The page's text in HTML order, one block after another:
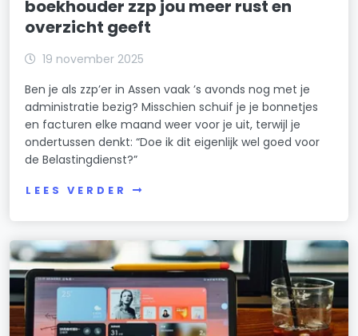
boekhouder zzp jou meer rust en
overzicht geeft
19 november 2025
Ben je als zzp’er in Assen vaak ’s avonds nog met je
administratie bezig? Misschien schuif je je bonnetjes
en facturen elke maand weer voor je uit, terwijl je
ondertussen denkt: “Doe ik dit eigenlijk wel goed voor
de Belastingdienst?”
LEES VERDER